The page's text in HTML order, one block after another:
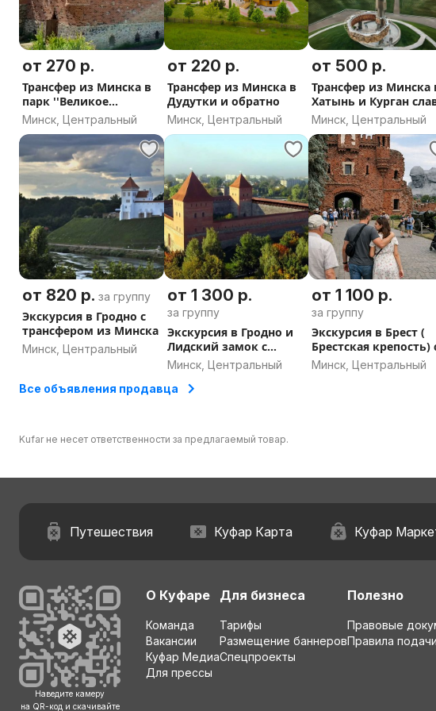
от 270 р.
Трансфер из Минска в
парк ''Великое
княжество Сула'' и
обратно
Минск, Центральный
от 220 р.
Трансфер из Минска в
Дудутки и обратно
Минск, Центральный
от 500 р.
Трансфер из Минска
Хатынь и Курган
и обратно
Минск, Центральный
от 820 р. за группу
Экскурсия в Гродно с
трансфером из Минска
Минск, Центральный
от 1 300 р.
за группу
Экскурсия в Гродно и
Лидский замок с
трансфером из Минска
Минск, Центральный
от 1 100 р.
за группу
Экскурсия в Брест (
Брестская крепость)
трансфером из
Минск, Центральный
Все объявления продавца
Kufar не несет ответственности за предлагаемый товар.
Путешествия Куфар Карта Куфар
Наведите камеру
на QR-код и скачивайте
О Куфаре
Команда
Вакансии
Куфар Медиа
Для прессы
Для бизнеса
Тарифы
Размещение баннеров
Спецпроекты
Полезно
Правовые
Правила подачи